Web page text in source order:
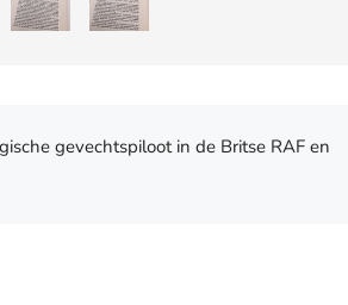
gevechtspiloot in de Britse RAF en